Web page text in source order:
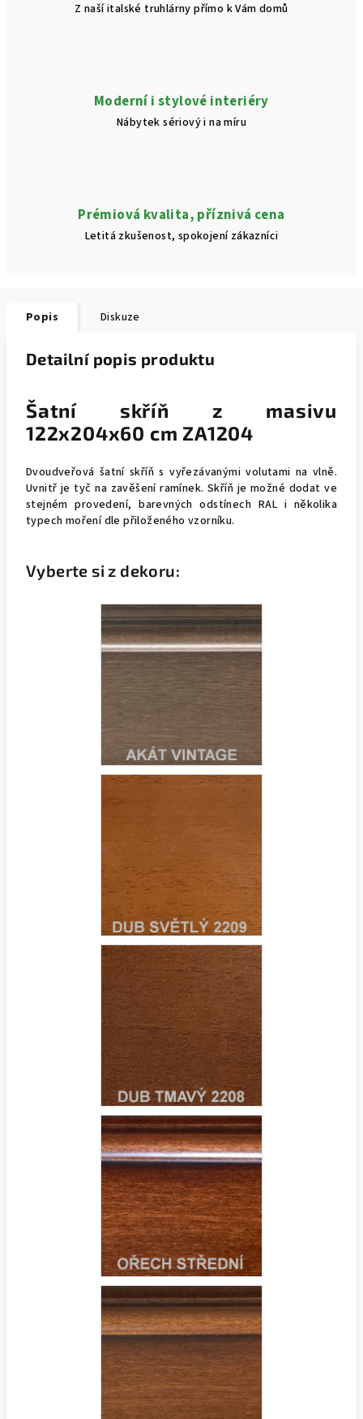
Z naší italské truhlárny přímo k Vám domů
Moderní i stylové interiéry
Nábytek sériový i na míru
Prémiová kvalita, příznivá cena
Letitá zkušenost, spokojení zákazníci
Popis Diskuze
Detailní popis produktu
Šatní skříň z masivu
122x204x60 cm ZA1204
Dvoudveřová šatní skříň s vyřezávanými volutami na vlně.
Uvnitř je tyč na zavěšení ramínek. Skříň je možné dodat ve
stejném provedení, barevných odstínech RAL i několika
typech moření dle přiloženého vzorníku.
Vyberte si z dekoru: